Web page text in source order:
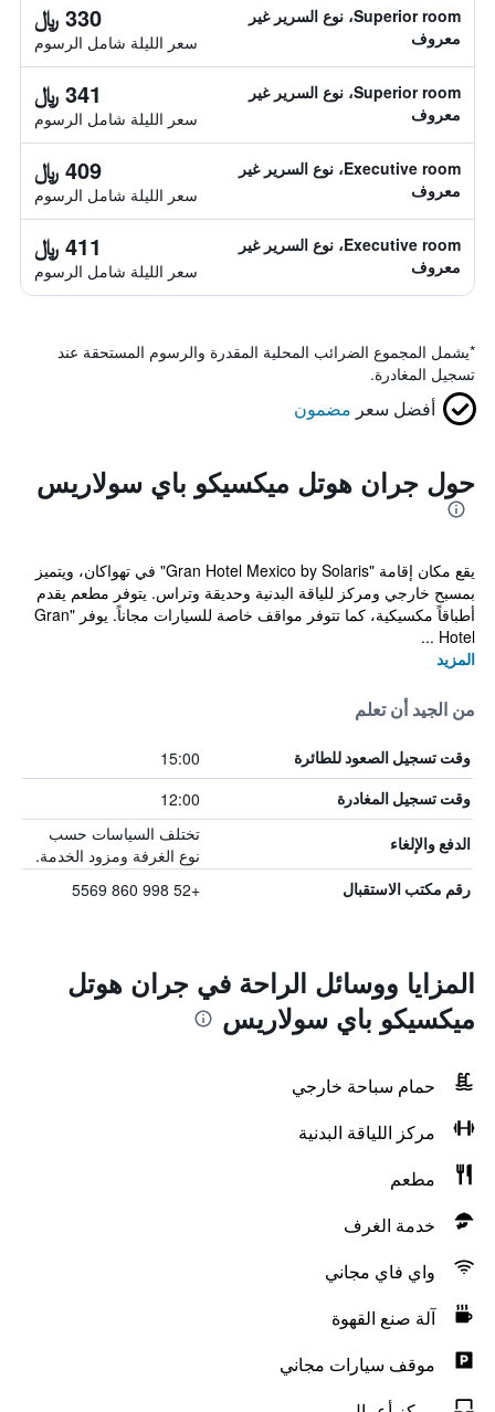
Superior room، نوع السرير غير
معروف
330 ﷼
سعر الليلة شامل الرسوم
Superior room، نوع السرير غير
معروف
341 ﷼
سعر الليلة شامل الرسوم
Executive room، نوع السرير غير
معروف
409 ﷼
سعر الليلة شامل الرسوم
Executive room، نوع السرير غير
معروف
411 ﷼
سعر الليلة شامل الرسوم
*يشمل المجموع الضرائب المحلية المقدرة والرسوم المستحقة عند
تسجيل المغادرة.
أفضل سعر مضمون
حول جران هوتل ميكسيكو باي سولاريس
يقع مكان إقامة "Gran Hotel Mexico by Solaris" في تهواكان، ويتميز
بمسبح خارجي ومركز للياقة البدنية وحديقة وتراس. يتوفر مطعم يقدم
أطباقاً مكسيكية، كما تتوفر مواقف خاصة للسيارات مجاناً. يوفر "Gran
Hotel ...
المزيد
من الجيد أن تعلم
وقت تسجيل الصعود للطائرة 15:00
وقت تسجيل المغادرة 12:00
الدفع والإلغاء
تختلف السياسات حسب
نوع الغرفة ومزود الخدمة.
رقم مكتب الاستقبال +52 998 860 5569
المزايا ووسائل الراحة في جران هوتل
ميكسيكو باي سولاريس
حمام سباحة خارجي
مركز اللياقة البدنية
مطعم
خدمة الغرف
واي فاي مجاني
آلة صنع القهوة
موقف سيارات مجاني